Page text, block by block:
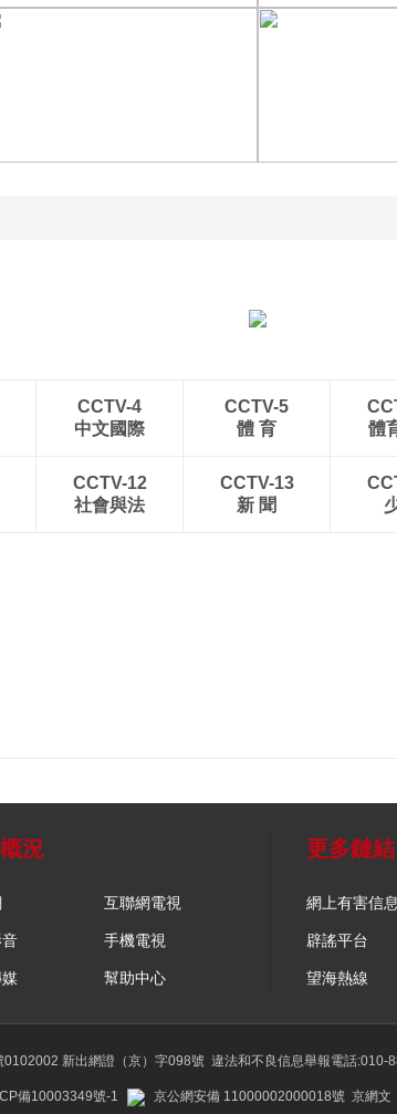
CCTV-4
中文國際
CCTV-5
體 育
體
CCTV-12
社會與法
CCTV-13
新 聞
況
互聯網電視
手機電視
幫助中心
更多鏈結
網上有害信
辟謠平台
望海熱線
新出網證（京）字098號 違法和不良信息舉報電話:010-
備10003349號-1 京公網安備 11000002000018號 京網文